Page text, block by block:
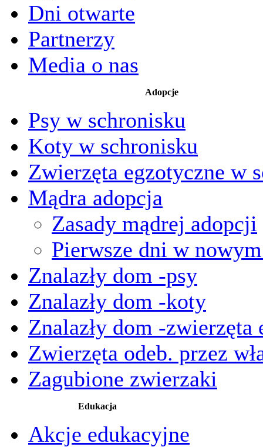
Dni otwarte
Partnerzy
Media o nas
Adopcje
Psy w schronisku
Koty w schronisku
Zwierzęta egzotyczne w
Mądra adopcja
Zasady mądrej adopcji
Pierwsze dni w
Znalazły dom -psy
Znalazły dom -koty
Znalazły dom -zwierzęta
Zwierzęta odeb. przez
Zagubione zwierzaki
Edukacja
Akcje edukacyjne